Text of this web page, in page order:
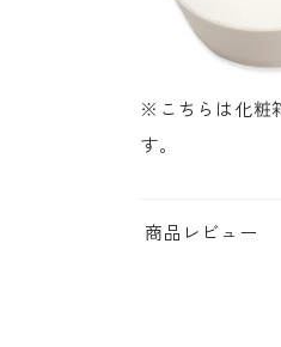
※こちらは化粧
す。
商品レビュー